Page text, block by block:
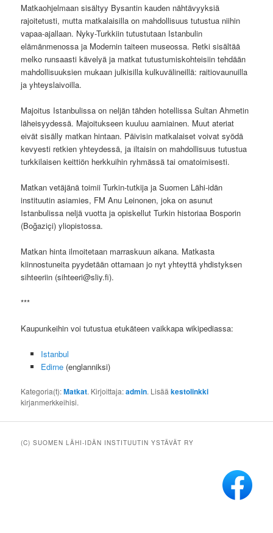
Matkaohjelmaan sisältyy Bysantin kauden nähtävyyksiä
rajoitetusti, mutta matkalaisilla on mahdollisuus tutustua niihin
vapaa-ajallaan. Nyky-Turkkiin tutustutaan Istanbulin
elämänmenossa ja Modernin taiteen museossa. Retki sisältää
melko runsaasti kävelyä ja matkat tutustumiskohteisiin tehdään
mahdollisuuksien mukaan julkisilla kulkuvälineillä: raitiovaunuilla
ja yhteyslaivoilla.
Majoitus Istanbulissa on neljän tähden hotellissa Sultan Ahmetin
läheisyydessä. Majoitukseen kuuluu aamiainen. Muut ateriat
eivät sisälly matkan hintaan. Päivisin matkalaiset voivat syödä
kevyesti retkien yhteydessä, ja iltaisin on mahdollisuus tutustua
turkkilaisen keittiön herkkuihin ryhmässä tai omatoimisesti.
Matkan vetäjänä toimii Turkin-tutkija ja Suomen Lähi-idän
instituutin asiamies, FM Anu Leinonen, joka on asunut
Istanbulissa neljä vuotta ja opiskellut Turkin historiaa Bosporin
(Boğaziçi) yliopistossa.
Matkan hinta ilmoitetaan marraskuun aikana. Matkasta
kiinnostuneita pyydetään ottamaan jo nyt yhteyttä yhdistyksen
sihteeriin (sihteeri@sliy.fi).
***
Kaupunkeihin voi tutustua etukäteen vaikkapa wikipediassa:
Istanbul
Edirne(englanniksi)
Kategoria(t):Matkat. Kirjoittaja:admin. Lisääkestolinkki
kirjanmerkkeihisi.
(C) SUOMEN LÄHI-IDÄN INSTITUUTIN YSTÄVÄT RY